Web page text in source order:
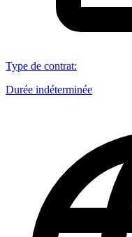
Type de contrat:
Durée indéterminée